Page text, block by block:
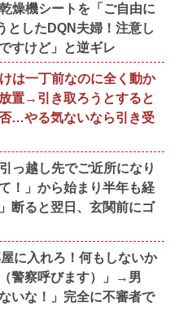
燥機シートを「ご自由に
としたDQN夫婦！注意し
すけど」と逆ギレ
は一丁前なのに全く動か
置→引き取ろうとすると
…やる気ないなら引き受
っ越し先でご近所になり
！」から始まり半年も経
断ると翌日、玄関前にゴ
に入れろ！何もしないか
警察呼びます）」→男
いな！」完全に不審者で